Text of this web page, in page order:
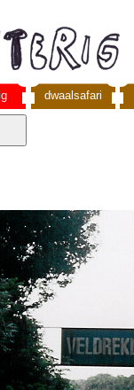
dwaalsafari